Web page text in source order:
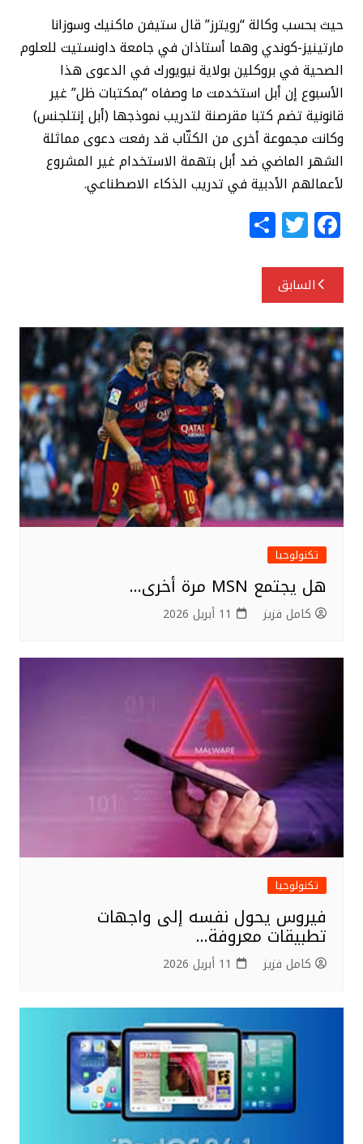
حيث بحسب وكالة “رويترز” قال ستيفن ماكنيك وسوزانا
مارتينيز-كوندي وهما أستاذان في جامعة داونستيت للعلوم
الصحية في بروكلين بولاية نيويورك في الدعوى هذا
الأسبوع إن أبل استخدمت ما وصفاه “بمكتبات ظل” غير
قانونية تضم كتبا مقرصنة لتدريب نموذجها (أبل إنتلجنس)
وكانت مجموعة أخرى من الكتّاب قد رفعت دعوى مماثلة
الشهر الماضي ضد أبل بتهمة الاستخدام غير المشروع
لأعمالهم الأدبية في تدريب الذكاء الاصطناعي.
F
a
c
e
b
o
o
k
T
w
itt
e
r
S
h
تصفّح
المقالات
السابق
تكنولوجيا
هل يجتمع MSN مرة أخرى…
كامل فزيز 11 أبريل 2026
تكنولوجيا
فيروس يحول نفسه إلى واجهات
تطبيقات معروفة…
كامل فزيز 11 أبريل 2026